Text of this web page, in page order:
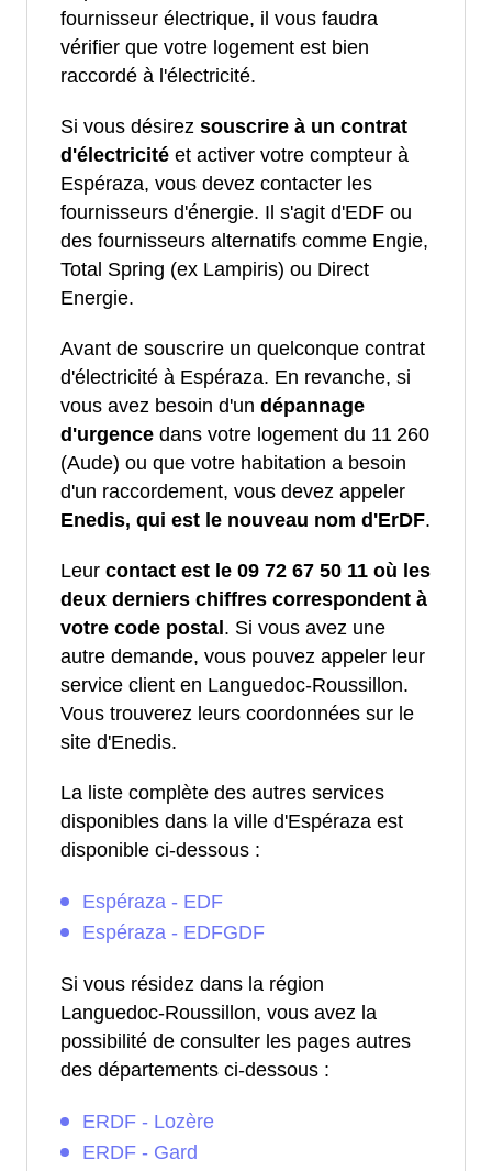
fournisseur électrique, il vous faudra
vérifier que votre logement est bien
raccordé à l'électricité.
Si vous désirez souscrire à un contrat
d'électricité et activer votre compteur à
Espéraza, vous devez contacter les
fournisseurs d'énergie. Il s'agit d'EDF ou
des fournisseurs alternatifs comme Engie,
Total Spring (ex Lampiris) ou Direct
Energie.
Avant de souscrire un quelconque contrat
d'électricité à Espéraza. En revanche, si
vous avez besoin d'un dépannage
d'urgence dans votre logement du 11 260
(Aude) ou que votre habitation a besoin
d'un raccordement, vous devez appeler
Enedis, qui est le nouveau nom d'ErDF.
Leur contact est le 09 72 67 50 11 où les
deux derniers chiffres correspondent à
votre code postal . Si vous avez une
autre demande, vous pouvez appeler leur
service client en Languedoc-Roussillon.
Vous trouverez leurs coordonnées sur le
site d'Enedis.
La liste complète des autres services
disponibles dans la ville d'Espéraza est
disponible ci-dessous :
Espéraza - EDF
Espéraza - EDFGDF
Si vous résidez dans la région
Languedoc-Roussillon, vous avez la
possibilité de consulter les pages autres
des départements ci-dessous :
ERDF - Lozère
ERDF - Gard